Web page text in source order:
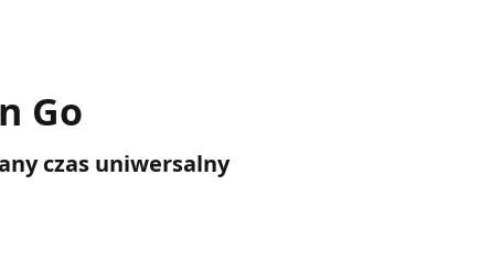
Go
czas uniwersalny